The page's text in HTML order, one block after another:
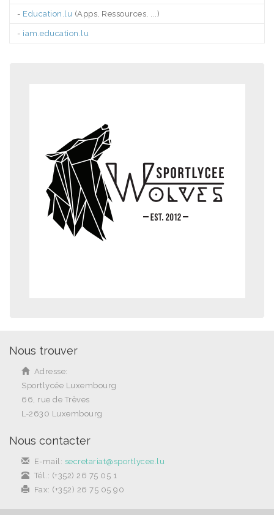
- Education.lu (Apps, Ressources, ...)
- iam.education.lu
Nous trouver
Adresse:
Sportlycée Luxembourg
66, rue de Trèves
L-2630 Luxembourg
Nous contacter
E-mail: secretariat@sportlycee.lu
Tél.: (+352) 26 75 05 1
Fax: (+352) 26 75 05 90